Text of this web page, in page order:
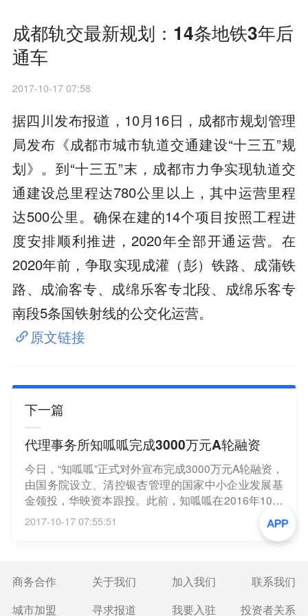
成都轨交最新规划：14条地铁3年后
通车
2017-10-17 07:58
据四川发布报道，10月16日，成都市规划管理
局发布《成都市城市轨道交通建设“十三五”规
划》。到“十三五”末，成都市力争实现轨道交
通建设总里程达780公里以上，其中运营里程
达500公里。确保在建的14个项目按照工程进
度安排顺利推进，2020年全部开通运营。在
2020年前，争取实现成灌（彭）铁路、成蒲铁
路、成渝客专、成绵乐客专北段、成绵乐客专
南段5条国铁射线的公交化运营。
原文链接
下一篇
代理事务所知呱呱完成3000万元A轮融资
今日，“知呱呱”正式对外宣布完成3000万元A轮融资，
由国务院设立、清控银杏管理的国家中小企业发展基
金领投，华映资本跟投。此前，知呱呱在2016年10月
获得清华启迪领投，天翼资本、方信资本跟投的Pre-A
轮融资，并在同年12月获得优客工场的战略投资。而
本轮融资将主要用于知呱呱PC端及移动端平台系统研
全球业务及网络布局等方面。“知呱呱”成立于2015年9
等，目标定位是中小企业客户。
2017-10-17 07:55:51
商务合作 关于我们 加入我们
联系我们
城市加盟
寻求报道 我要入驻 投资者关系